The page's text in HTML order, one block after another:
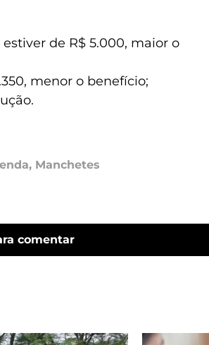
de R$ 5.000, maior o
menor o benefício;
, Manchetes
comentar